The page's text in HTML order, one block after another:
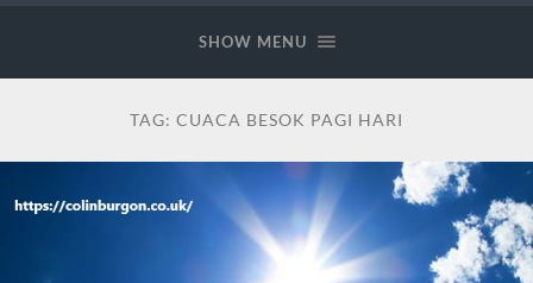
SHOW MENU
TAG: CUACA BESOK PAGI HARI